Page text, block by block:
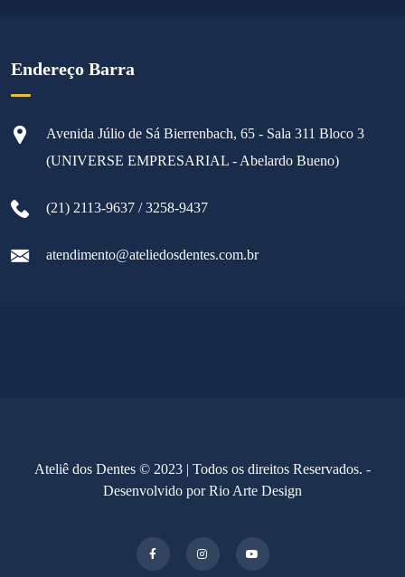
Endereço Barra
Avenida Júlio de Sá Bierrenbach, 65 - Sala 311 Bloco 3
(UNIVERSE EMPRESARIAL - Abelardo Bueno)
(21) 2113-9637 / 3258-9437
atendimento@ateliedosdentes.com.br
Ateliê dos Dentes © 2023 | Todos os direitos Reservados. -
Desenvolvido porRio Arte Design